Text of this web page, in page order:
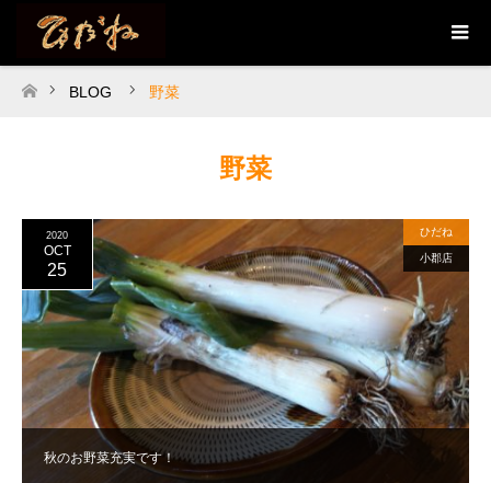
ホーム
BLOG 野菜
野菜
秋のお野菜充実です！
2020
OCT
25
ひだね
小郡店